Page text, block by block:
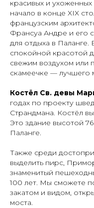
красивых и
начало в конце XIX
французским
Франсуа Андре и его
для отдыха в Паланге.
спокойной красотой
свежим воздухом или
скамеечке — лучшего
Костёл Св. девы
годах по проекту
Страндмана. Костёл
Это здание высотой
Паланге.
Также среди
выделить пирс,
знаменитый
100 лет. Мы сможете
закатом и видом,
моста.